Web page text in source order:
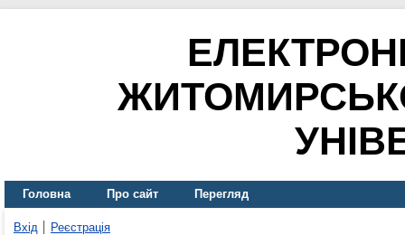
Головна Про сайт Перегляд
Вхід Реєстрація